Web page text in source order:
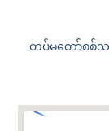
တပ်မတော်စစ်